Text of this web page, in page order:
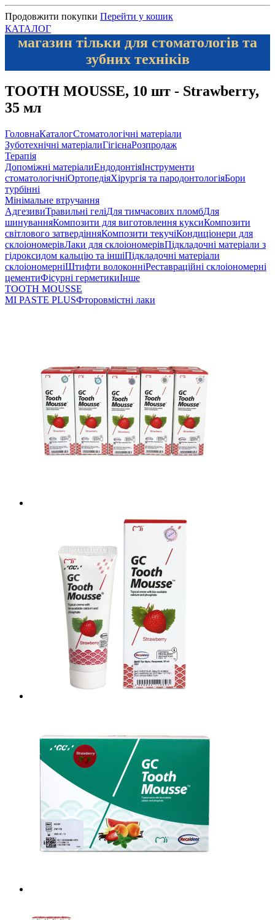
Продовжити покупки Перейти у кошик
КАТАЛОГ
магазин тільки для стоматологів та
зубних техніків
TOOTH MOUSSE, 10 шт - Strawberry,
35 мл
ГоловнаКаталогСтоматологічні матеріали
Зуботехнічні матеріалиГігієнаРозпродаж
Терапія
Допоміжні матеріалиЕндодонтіяІнструменти
стоматологічніОртопедіяХірургія та пародонтологіяБори
турбінні
Мінімальне втручання
АдгезивиТравильні геліДля тимчасових пломбДля
шинуванняКомпозити для виготовлення куксиКомпозити
світлового затвердінняКомпозити текучіКондиціонери для
склоіономерівЛаки для склоіономерівПідкладочні матеріали з
гідроксидом кальцію та іншіПідкладочні матеріали
склоіономерніШтифти волоконніРеставраційні склоіономерні
цементиФісурні герметикиІнше
TOOTH MOUSSE
MI PASTE PLUSФторовмістні лаки